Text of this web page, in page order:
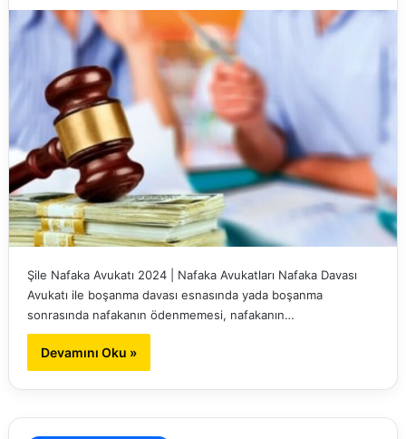
Şile Nafaka Avukatı 2024 | Nafaka Avukatları Nafaka Davası
Avukatı ile boşanma davası esnasında yada boşanma
sonrasında nafakanın ödenmemesi, nafakanın…
Devamını Oku »